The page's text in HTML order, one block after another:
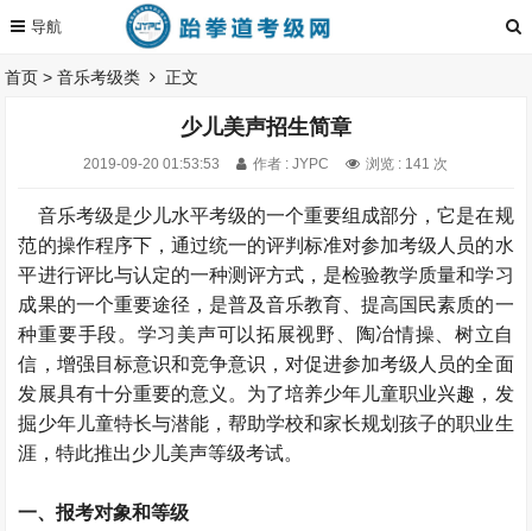
首页 >音乐考级类 正文
少儿美声招生简章
2019-09-20 01:53:53 作者 : JYPC 浏览 : 141 次
音乐考级是少儿水平考级的一个重要组成部分，它是在规
范的操作程序下，通过统一的评判标准对参加考级人员的水
平进行评比与认定的一种测评方式，是检验教学质量和学习
成果的一个重要途径，是普及音乐教育、提高国民素质的一
种重要手段。学习美声可以拓展视野、陶冶情操、树立自
信，增强目标意识和竞争意识，对促进参加考级人员的全面
发展具有十分重要的意义。为了培养少年儿童职业兴趣，发
掘少年儿童特长与潜能，帮助学校和家长规划孩子的职业生
涯，特此推出少儿美声等级考试。
一、报考对象和等级